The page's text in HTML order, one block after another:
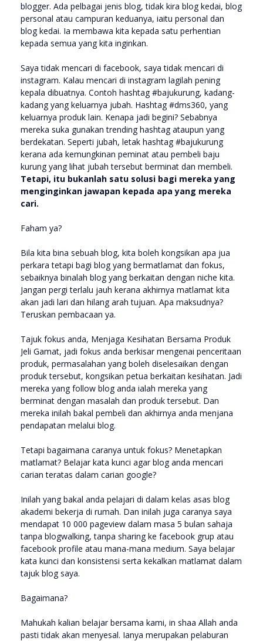
blogger. Ada pelbagai jenis blog, tidak kira blog kedai, blog
personal atau campuran keduanya, iaitu personal dan
blog kedai. Ia membawa kita kepada satu perhentian
kepada semua yang kita inginkan.
Saya tidak mencari di facebook, saya tidak mencari di
instagram. Kalau mencari di instagram lagilah pening
kepala dibuatnya. Contoh hashtag #bajukurung, kadang-
kadang yang keluarnya jubah. Hashtag #dms360, yang
keluarnya produk lain. Kenapa jadi begini? Sebabnya
mereka suka gunakan trending hashtag ataupun yang
berdekatan. Seperti jubah, letak hashtag #bajukurung
kerana ada kemungkinan peminat atau pembeli baju
kurung yang lihat jubah tersebut berminat dan membeli.
Tetapi, itu bukanlah satu solusi bagi mereka yang
menginginkan jawapan kepada apa yang mereka
cari.
Faham ya?
Bila kita bina sebuah blog, kita boleh kongsikan apa jua
perkara tetapi bagi blog yang bermatlamat dan fokus,
sebaiknya binalah blog yang berkaitan dengan niche kita.
Jangan pergi terlalu jauh kerana akhirnya matlamat kita
akan jadi lari dan hilang arah tujuan. Apa maksudnya?
Teruskan pembacaan ya.
Tajuk fokus anda, Menjaga Kesihatan Bersama Produk
Jeli Gamat, jadi fokus anda berkisar mengenai penceritaan
produk, permasalahan yang boleh diselesaikan dengan
produk tersebut, kongsikan petua berkaitan kesihatan. Jadi
mereka yang follow blog anda ialah mereka yang
berminat dengan masalah dan produk tersebut. Dan
mereka inilah bakal pembeli dan akhirnya anda menjana
pendapatan melalui blog.
Tetapi bagaimana caranya untuk fokus? Menetapkan
matlamat? Belajar kata kunci agar blog anda mencari
carian teratas dalam carian google?
Inilah yang bakal anda pelajari di dalam kelas asas blog
akademi bekerja di rumah. Dan inilah juga caranya saya
mendapat 10 000 pageview dalam masa 5 bulan sahaja
tanpa blogwalking, tanpa sharing ke facebook grup atau
facebook profile atau mana-mana medium. Saya belajar
kata kunci dan konsistensi serta kekalkan matlamat dalam
tajuk blog saya.
Bagaimana?
Mahukah kalian belajar bersama kami, in shaa Allah anda
pasti tidak akan menyesal. Ianya merupakan pelaburan